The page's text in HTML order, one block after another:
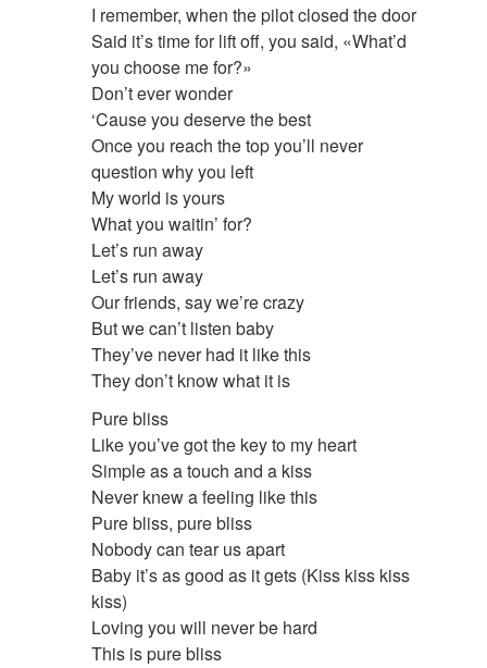
I remember, when the pilot closed the door
Said it’s time for lift off, you said, «What’d
you choose me for?»
Don’t ever wonder
‘Cause you deserve the best
Once you reach the top you’ll never
question why you left
My world is yours
What you waitin’ for?
Let’s run away
Let’s run away
Our friends, say we’re crazy
But we can’t listen baby
They’ve never had it like this
They don’t know what it is
Pure bliss
Like you’ve got the key to my heart
Simple as a touch and a kiss
Never knew a feeling like this
Pure bliss, pure bliss
Nobody can tear us apart
Baby it’s as good as it gets (Kiss kiss kiss
kiss)
Loving you will never be hard
This is pure bliss